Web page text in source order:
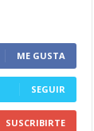
ME GUSTA
SEGUIR
SUSCRIBIRTE